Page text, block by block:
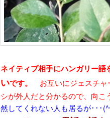
ネイティブ相手にハンガリー語
いです。
お互いにジェスチャ
シが外人だと分かるので、向こ
然してくれない人も居るが･･･